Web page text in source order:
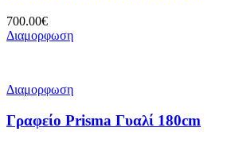
700.00€
Διαμορφωση
Διαμορφωση
Γραφείο Prisma Γυαλί 180cm